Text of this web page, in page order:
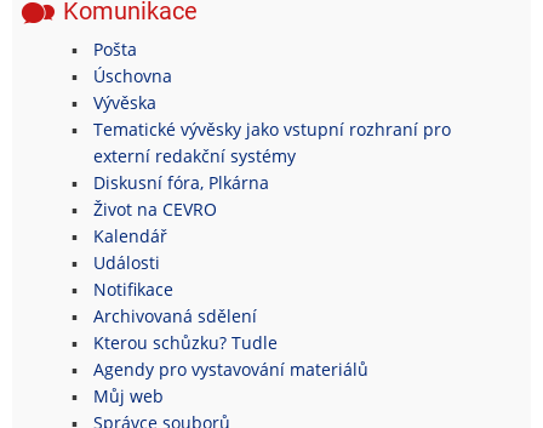
Komunikace
Pošta
Úschovna
Vývěska
Tematické vývěsky jako vstupní rozhraní pro
externí redakční systémy
Diskusní fóra, Plkárna
Život na CEVRO
Kalendář
Události
Notifikace
Archivovaná sdělení
Kterou schůzku? Tudle
Agendy pro vystavování materiálů
Můj web
Správce souborů